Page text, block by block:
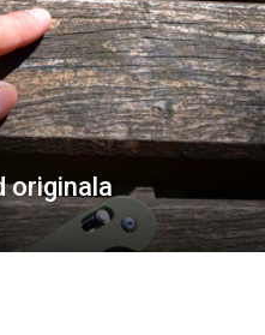
originala